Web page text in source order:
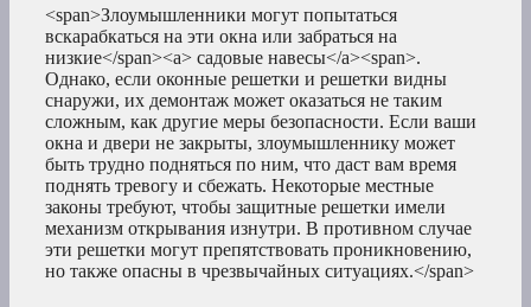
<span>Злоумышленники могут попытаться
вскарабкаться на эти окна или забраться на
низкие</span><a> садовые навесы</a><span>.
Однако, если оконные решетки и решетки видны
снаружи, их демонтаж может оказаться не таким
сложным, как другие меры безопасности. Если ваши
окна и двери не закрыты, злоумышленнику может
быть трудно подняться по ним, что даст вам время
поднять тревогу и сбежать. Некоторые местные
законы требуют, чтобы защитные решетки имели
механизм открывания изнутри. В противном случае
эти решетки могут препятствовать проникновению,
но также опасны в чрезвычайных ситуациях.</span>